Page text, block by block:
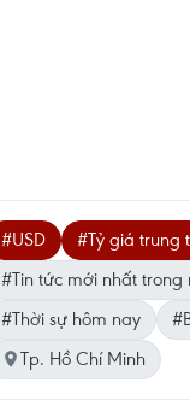
#USD #Tỷ giá trung
#Tin tức mới nhất trong
#Thời sự hôm nay
Tp. Hồ Chí Minh